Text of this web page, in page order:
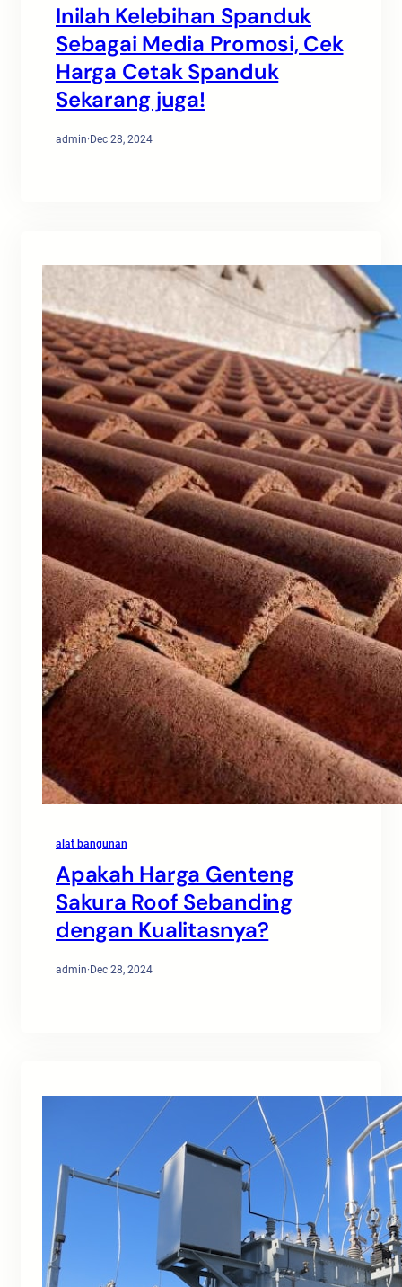
Inilah Kelebihan Spanduk
Sebagai Media Promosi, Cek
Harga Cetak Spanduk
Sekarang juga!
admin·Dec 28, 2024
alat bangunan
Apakah Harga Genteng
Sakura Roof Sebanding
dengan Kualitasnya?
admin·Dec 28, 2024